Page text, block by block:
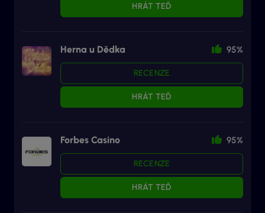
HRÁT TEĎ
Herna u Dědka 95%
RECENZE
HRÁT TEĎ
Forbes Casino 95%
RECENZE
HRÁT TEĎ